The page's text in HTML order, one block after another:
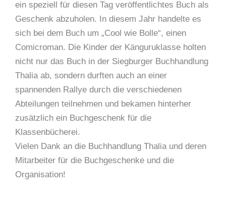
ein speziell für diesen Tag veröffentlichtes Buch als
Geschenk abzuholen. In diesem Jahr handelte es
sich bei dem Buch um „Cool wie Bolle“, einen
Comicroman. Die Kinder der Känguruklasse holten
nicht nur das Buch in der Siegburger Buchhandlung
Thalia ab, sondern durften auch an einer
spannenden Rallye durch die verschiedenen
Abteilungen teilnehmen und bekamen hinterher
zusätzlich ein Buchgeschenk für die
Klassenbücherei.
Vielen Dank an die Buchhandlung Thalia und deren
Mitarbeiter für die Buchgeschenke und die
Organisation!